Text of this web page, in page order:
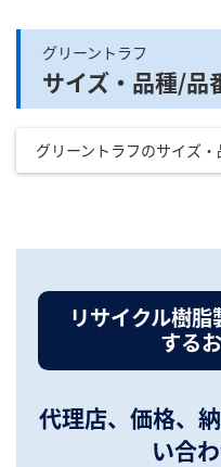
グリーントラフ
サイズ・品種/品
グリーントラフのサイズ
リサイクル樹
する
代理店、価格、
い合